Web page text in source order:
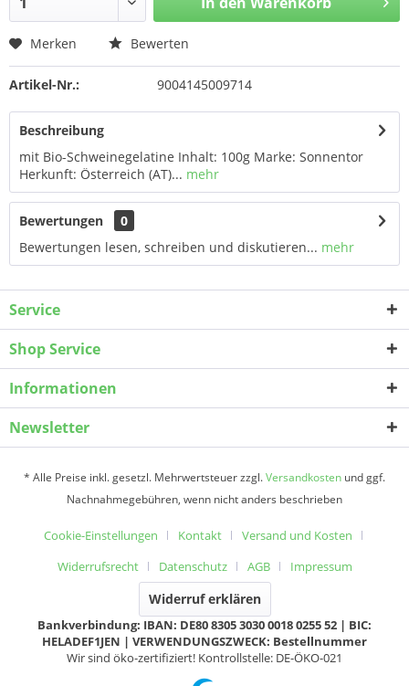
Merken Bewerten
Artikel-Nr.: 9004145009714
Beschreibung
mit Bio-Schweinegelatine Inhalt: 100g Marke: Sonnentor
Herkunft: Österreich (AT)... mehr
Bewertungen
0
Bewertungen lesen, schreiben und diskutieren... mehr
Service
Shop Service
Informationen
Newsletter
* Alle Preise inkl. gesetzl. Mehrwertsteuer zzgl.Versandkosten und ggf.
Nachnahmegebühren, wenn nicht anders beschrieben
Cookie-Einstellungen Kontakt
Versand und Kosten
Widerrufsrecht
Datenschutz AGB Impressum
Widerruf erklären
Bankverbindung: IBAN: DE80 8305 3030 0018 0255 52 | BIC:
HELADEF1JEN | VERWENDUNGSZWECK: Bestellnummer
Wir sind öko-zertifiziert! Kontrollstelle: DE-ÖKO-021